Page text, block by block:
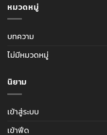
หมวดหมู่
บทความ
ไม่มีหมวดหมู่
นิยาม
เข้าสู่ระบบ
เข้าฟีด